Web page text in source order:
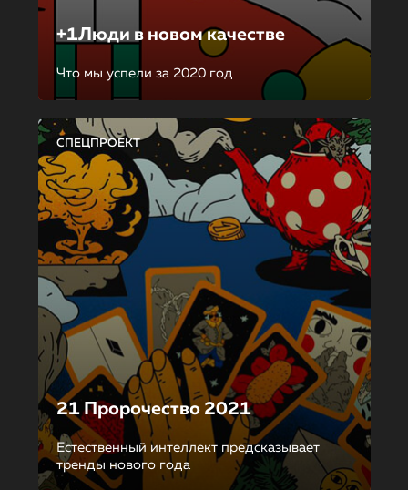
+1Люди в новом качестве
Что мы успели за 2020 год
СПЕЦПРОЕКТ
21 Пророчество 2021
Естественный интеллект предсказывает
тренды нового года